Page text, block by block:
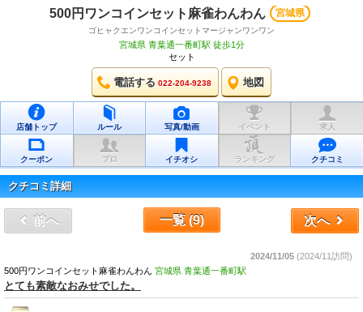
500円ワンコインセット麻雀わんわん 宮城県
ゴヒャクエンワンコインセットマージャンワンワン
宮城県 青葉通一番町駅 徒歩1分
セット
電話する 022-204-9238 地図
店舗トップ ルール 写真/動画 イベント 求人
クーポン プロ イチオシ ランキング クチコミ
クチコミ詳細
前へ 一覧 (9) 次へ
500円ワンコインセット麻雀わんわん 宮城県 青葉通一番町駅
とても素敵なおみせでした。
2024/11/05 (2024/11訪問)